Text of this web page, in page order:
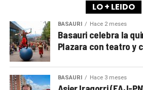
LO + LEIDO
BASAURI Hace 2 meses
Basauri celebra la
Plazara con teatro y
BASAURI Hace 3 meses